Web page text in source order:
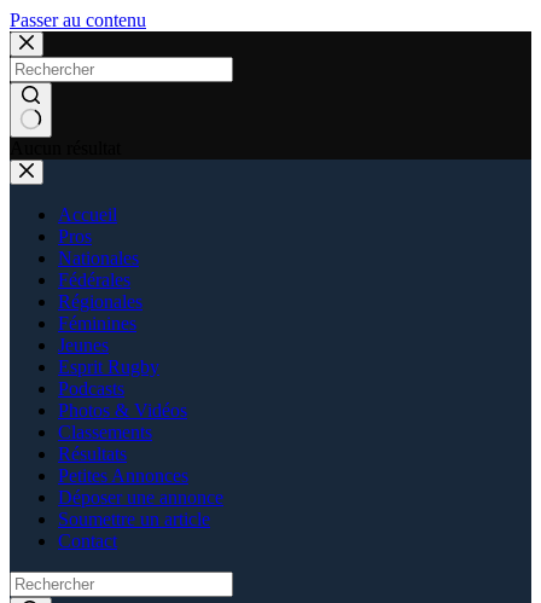
Passer au contenu
Accueil
Pros
Nationales
Fédérales
Régionales
Féminines
Jeunes
Esprit Rugby
Podcasts
Photos & Vidéos
Classements
Résultats
Petites Annonces
Déposer une annonce
Soumettre un article
Contact